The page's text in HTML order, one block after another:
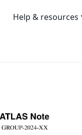
Help & resources